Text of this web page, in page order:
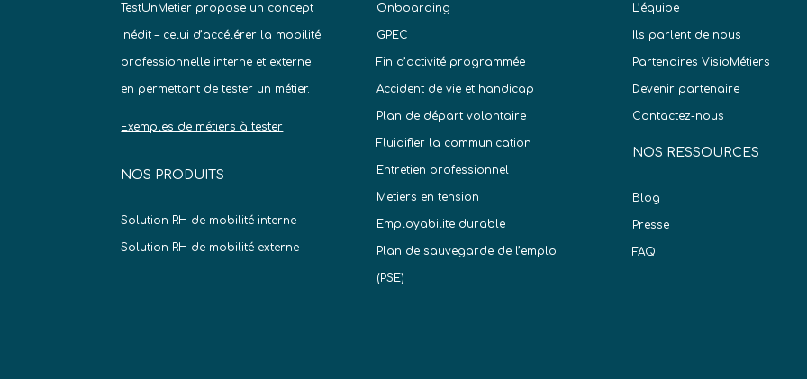
TestUnMetier propose un concept
inédit – celui d’accélérer la mobilité
professionnelle interne et externe
en permettant de tester un métier.
Exemples de métiers à tester
NOS PRODUITS
Solution RH de mobilité interne
Solution RH de mobilité externe
Onboarding
GPEC
Fin d’activité programmée
Accident de vie et handicap
Plan de départ volontaire
Fluidifier la communication
Entretien professionnel
Metiers en tension
Employabilite durable
Plan de sauvegarde de l’emploi
(PSE)
L’équipe
Ils parlent de nous
Partenaires VisioMétiers
Devenir partenaire
Contactez-nous
NOS RESSOURCES
Blog
Presse
FAQ